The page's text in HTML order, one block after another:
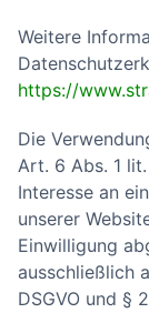
Weitere
https://
Die
Art. 6 Abs. 1
Interesse an
unserer
Einwilligung
ausschließlich
DSGVO und §